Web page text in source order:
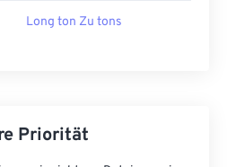
Long ton Zu tons
Priorität